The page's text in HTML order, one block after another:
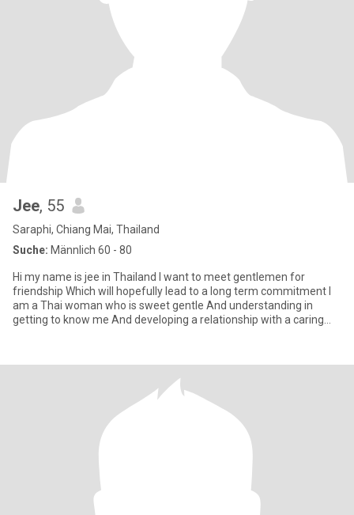
Jee, 55
Saraphi, Chiang Mai, Thailand
Suche: Männlich 60 - 80
Hi my name is jee in Thailand I want to meet gentlemen for
friendship Which will hopefully lead to a long term commitment I
am a Thai woman who is sweet gentle And understanding in
getting to know me And developing a relationship with a caring